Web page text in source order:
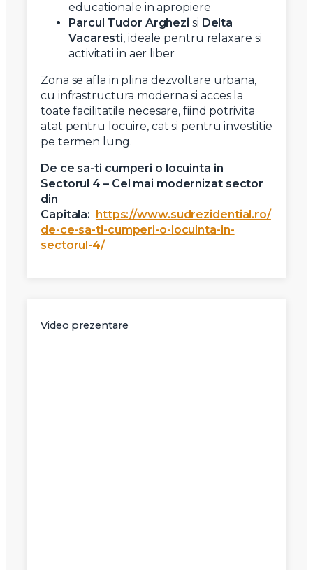
educationale in apropiere
Parcul Tudor Arghezi si Delta
Vacaresti, ideale pentru relaxare si
activitati in aer liber
Zona se afla in plina dezvoltare urbana,
cu infrastructura moderna si acces la
toate facilitatile necesare, fiind potrivita
atat pentru locuire, cat si pentru investitie
pe termen lung.
De ce sa-ti cumperi o locuinta in
Sectorul 4 – Cel mai modernizat sector
din
Capitala:
https://www.sudrezidential.ro/
de-ce-sa-ti-cumperi-o-locuinta-in-
sectorul-4/
Video prezentare